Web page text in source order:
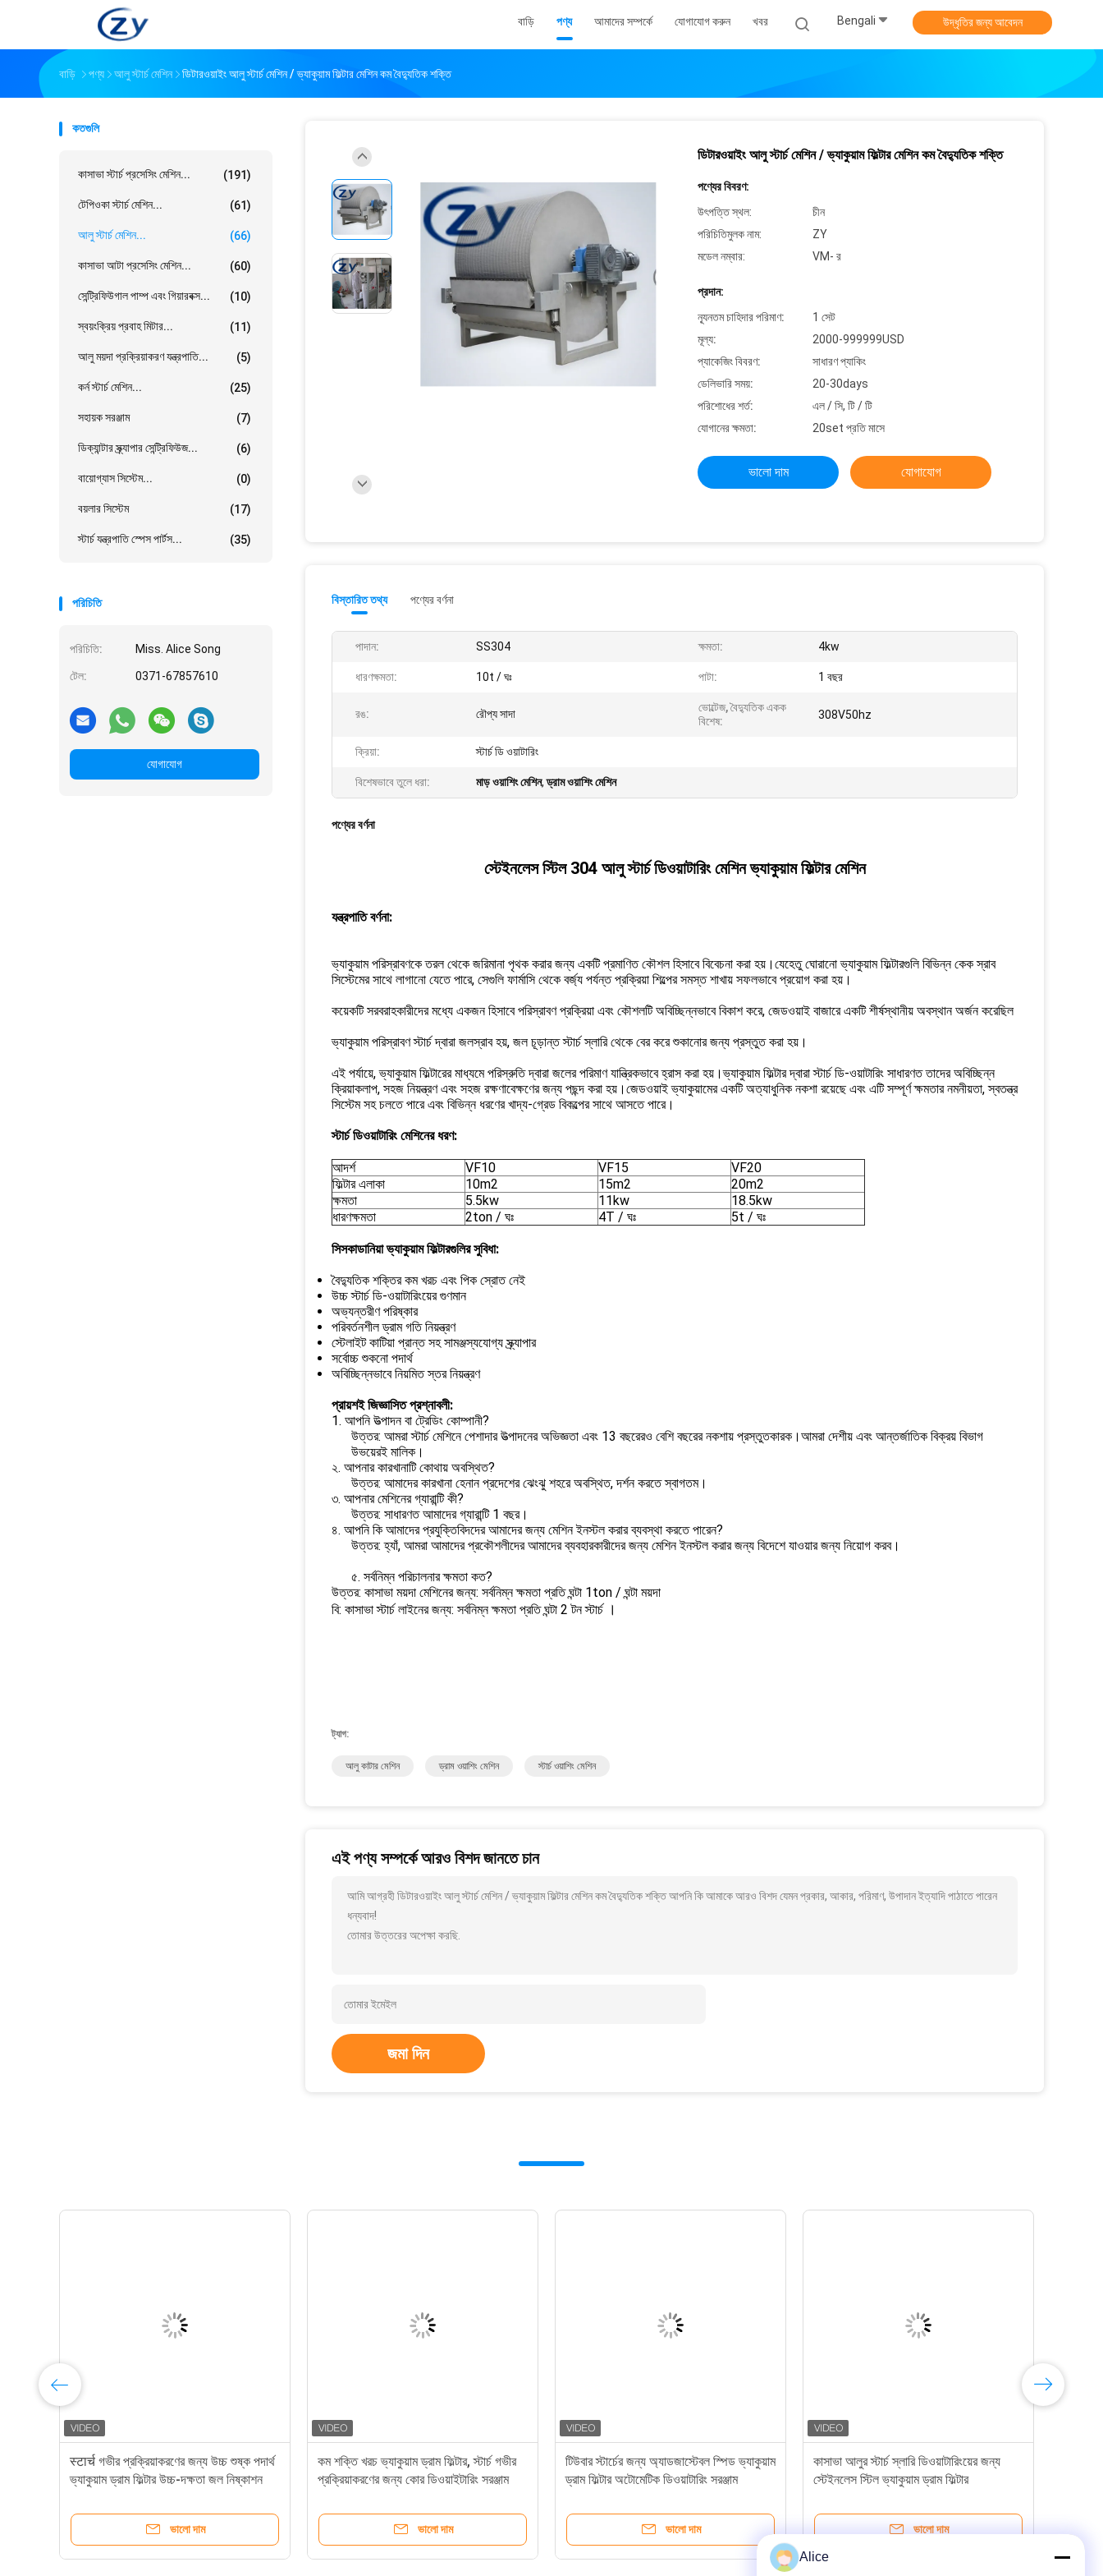
বাড়ি পণ্য আমাদের সম্পর্কে যোগাযোগ করুন খবর Bengali উদ্ধৃতির জন্য আবেদন
বাড়ি পণ্য আলু স্টার্চ মেশিন ডিটারওয়াইং আলু স্টার্চ মেশিন / ভ্যাকুয়াম ফিল্টার মেশিন কম বৈদ্যুতিক শক্তি
কতগুলি
কাসাভা স্টার্চ প্রসেসিং মেশিন... (191)
টেপিওকা স্টার্চ মেশিন... (61)
আলু স্টার্চ মেশিন... (66)
কাসাভা আটা প্রসেসিং মেশিন... (60)
সেন্ট্রিফিউগাল পাম্প এবং গিয়ারবক্স... (10)
স্বয়ংক্রিয় প্রবাহ মিটার... (11)
আলু ময়দা প্রক্রিয়াকরণ যন্ত্রপাতি... (5)
কর্ন স্টার্চ মেশিন... (25)
সহায়ক সরঞ্জাম (7)
ডিক্যান্টার স্ক্র্যাপার সেন্ট্রিফিউজ... (6)
বায়োগ্যাস সিস্টেম... (0)
বয়লার সিস্টেম (17)
স্টার্চ যন্ত্রপাতি স্পেস পার্টস... (35)
পরিচিতি
পরিচিতি: Miss. Alice Song
টেল: 0371-67857610
যোগাযোগ
ডিটারওয়াইং আলু স্টার্চ মেশিন / ভ্যাকুয়াম ফিল্টার মেশিন কম বৈদ্যুতিক শক্তি
পণ্যের বিবরণ:
উৎপত্তি স্থল:
চীন
পরিচিতিমুলক নাম:
ZY
মডেল নম্বার:
VM- র
প্রদান:
ন্যূনতম চাহিদার পরিমাণ:
1 সেট
মূল্য:
2000-999999USD
প্যাকেজিং বিবরণ:
সাধারণ প্যাকিং
ডেলিভারি সময়:
20-30days
পরিশোধের শর্ত:
এল / সি, টি / টি
যোগানের ক্ষমতা:
20set প্রতি মাসে
ভালো দাম যোগাযোগ
বিস্তারিত তথ্য পণ্যের বর্ণনা
পাদান: SS304 ক্ষমতা: 4kw
ধারণক্ষমতা: 10t / ঘঃ পাটা: 1 বছর
রঙ: রৌপ্য সাদা
ভোল্টেজ, বৈদ্যুতিক একক
বিশেষ:
308V50hz
ক্রিয়া: স্টার্চ ডি ওয়াটারিং
বিশেষভাবে তুলে ধরা: মাড় ওয়াশিং মেশিন,ড্রাম ওয়াশিং মেশিন
পণ্যের বর্ণনা
স্টেইনলেস স্টিল 304 আলু স্টার্চ ডিওয়াটারিং মেশিন ভ্যাকুয়াম ফিল্টার মেশিন
যন্ত্রপাতি বর্ণনা:
ভ্যাকুয়াম পরিস্রাবণকে তরল থেকে জরিমানা পৃথক করার জন্য একটি প্রমাণিত কৌশল হিসাবে বিবেচনা করা হয়।যেহেতু ঘোরানো ভ্যাকুয়াম ফিল্টারগুলি বিভিন্ন কেক স্রাব
সিস্টেমের সাথে লাগানো যেতে পারে, সেগুলি ফার্মাসি থেকে বর্জ্য পর্যন্ত প্রক্রিয়া শিল্পের সমস্ত শাখায় সফলভাবে প্রয়োগ করা হয়।
কয়েকটি সরবরাহকারীদের মধ্যে একজন হিসাবে পরিস্রাবণ প্রক্রিয়া এবং কৌশলটি অবিচ্ছিন্নভাবে বিকাশ করে, জেডওয়াই বাজারে একটি শীর্ষস্থানীয় অবস্থান অর্জন করেছিল
ভ্যাকুয়াম পরিস্রাবণ স্টার্চ দ্বারা জলস্রাব হয়, জল চূড়ান্ত স্টার্চ স্লারি থেকে বের করে শুকানোর জন্য প্রস্তুত করা হয়।
এই পর্যায়ে, ভ্যাকুয়াম ফিল্টারের মাধ্যমে পরিস্রুতি দ্বারা জলের পরিমাণ যান্ত্রিকভাবে হ্রাস করা হয়।ভ্যাকুয়াম ফিল্টার দ্বারা স্টার্চ ডি-ওয়াটারিং সাধারণত তাদের অবিচ্ছিন্ন
ক্রিয়াকলাপ, সহজ নিয়ন্ত্রণ এবং সহজ রক্ষণাবেক্ষণের জন্য পছন্দ করা হয়।জেডওয়াই ভ্যাকুয়ামের একটি অত্যাধুনিক নকশা রয়েছে এবং এটি সম্পূর্ণ ক্ষমতার নমনীয়তা, স্বতন্ত্র
সিস্টেম সহ চলতে পারে এবং বিভিন্ন ধরণের খাদ্য-গ্রেড বিকল্পের সাথে আসতে পারে।
স্টার্চ ডিওয়াটারিং মেশিনের ধরণ:
আদর্শ VF10 VF15
VF20
ফিল্টার এলাকা
10m2 15m2
20m2
ক্ষমতা
5.5kw 11kw
18.5kw
ধারণক্ষমতা
2ton / ঘঃ 4T / ঘঃ 5t / ঘঃ
সিসকাডানিয়া ভ্যাকুয়াম ফিল্টারগুলির সুবিধা:
বৈদ্যুতিক শক্তির কম খরচ এবং পিক স্রোত নেই
উচ্চ স্টার্চ ডি-ওয়াটারিংয়ের গুণমান
অভ্যন্তরীণ পরিষ্কার
পরিবর্তনশীল ড্রাম গতি নিয়ন্ত্রণ
স্টেলাইট কাটিয়া প্রান্ত সহ সামঞ্জস্যযোগ্য স্ক্র্যাপার
সর্বোচ্চ শুকনো পদার্থ
অবিচ্ছিন্নভাবে নিয়মিত স্তর নিয়ন্ত্রণ
প্রায়শই জিজ্ঞাসিত প্রশ্নাবলী:
1. আপনি উত্পাদন বা ট্রেডিং কোম্পানী?
উত্তর: আমরা স্টার্চ মেশিনে পেশাদার উত্পাদনের অভিজ্ঞতা এবং 13 বছরেরও বেশি বছরের নকশায় প্রস্তুতকারক।আমরা দেশীয় এবং আন্তর্জাতিক বিক্রয় বিভাগ
উভয়েরই মালিক।
২. আপনার কারখানাটি কোথায় অবস্থিত?
উত্তর: আমাদের কারখানা হেনান প্রদেশের ঝেংঝু শহরে অবস্থিত, দর্শন করতে স্বাগতম।
৩. আপনার মেশিনের গ্যারান্টি কী?
উত্তর: সাধারণত আমাদের গ্যারান্টি 1 বছর।
৪. আপনি কি আমাদের প্রযুক্তিবিদদের আমাদের জন্য মেশিন ইনস্টল করার ব্যবস্থা করতে পারেন?
উত্তর: হ্যাঁ, আমরা আমাদের প্রকৌশলীদের আমাদের ব্যবহারকারীদের জন্য মেশিন ইনস্টল করার জন্য বিদেশে যাওয়ার জন্য নিয়োগ করব।
৫. সর্বনিম্ন পরিচালনার ক্ষমতা কত?
উত্তর: কাসাভা ময়দা মেশিনের জন্য: সর্বনিম্ন ক্ষমতা প্রতি ঘন্টা 1ton / ঘন্টা ময়দা
বি: কাসাভা স্টার্চ লাইনের জন্য: সর্বনিম্ন ক্ষমতা প্রতি ঘন্টা 2 টন স্টার্চ ।
ট্যাগ:
আলু কাটার মেশিন ড্রাম ওয়াশিং মেশিন স্টার্চ ওয়াশিং মেশিন
এই পণ্য সম্পর্কে আরও বিশদ জানতে চান
আমি আগ্রহী ডিটারওয়াইং আলু স্টার্চ মেশিন / ভ্যাকুয়াম ফিল্টার মেশিন কম বৈদ্যুতিক শক্তি আপনি কি আমাকে আরও বিশদ যেমন প্রকার, আকার, পরিমাণ, উপাদান ইত্যাদি পাঠাতে পারেন
ধন্যবাদ!
তোমার উত্তরের অপেক্ষা করছি.
জমা দিন
स्टार्च গভীর প্রক্রিয়াকরণের জন্য উচ্চ শুষ্ক পদার্থ
ভ্যাকুয়াম ড্রাম ফিল্টার উচ্চ-দক্ষতা জল নিষ্কাশন
ভালো দাম
কম শক্তি খরচ ভ্যাকুয়াম ড্রাম ফিল্টার, স্টার্চ গভীর
প্রক্রিয়াকরণের জন্য কোর ডিওয়াইটারিং সরঞ্জাম
ভালো দাম
টিউবার স্টার্চের জন্য অ্যাডজাস্টেবল স্পিড ভ্যাকুয়াম
ড্রাম ফিল্টার অটোমেটিক ডিওয়াটারিং সরঞ্জাম
ভালো দাম
কাসাভা আলুর স্টার্চ স্লারি ডিওয়াটারিংয়ের জন্য
স্টেইনলেস স্টিল ভ্যাকুয়াম ড্রাম ফিল্টার
ভালো দাম
Alice